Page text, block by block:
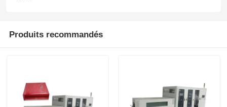
Produits recommandés